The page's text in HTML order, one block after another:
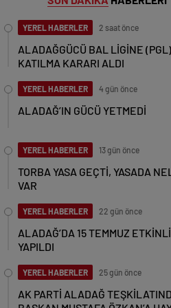
YEREL HABERLER 2 saat önce
ALADAĞGÜCÜ BAL LİGİNE (PGL)
KATILMA KARARI ALDI
YEREL HABERLER 4 gün önce
ALADAĞ’IN GÜCÜ YETMEDİ
YEREL HABERLER 13 gün önce
TORBA YASA GEÇTİ, YASADA
VAR
YEREL HABERLER 22 gün önce
ALADAĞ’DA 15 TEMMUZ
YAPILDI
YEREL HABERLER 25 gün önce
AK PARTİ ALADAĞ